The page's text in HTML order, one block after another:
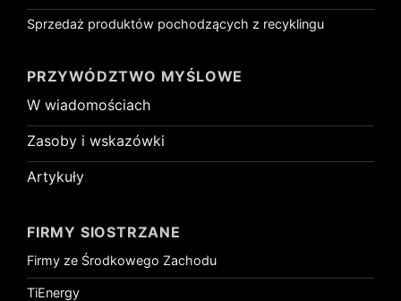
Sprzedaż produktów pochodzących z recyklingu
PRZYWÓDZTWO MYŚLOWE
W wiadomościach
Zasoby i wskazówki
Artykuły
FIRMY SIOSTRZANE
Firmy ze Środkowego Zachodu
TiEnergy